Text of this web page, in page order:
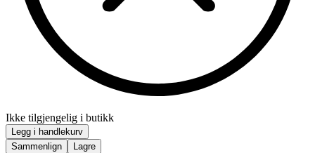
Ikke tilgjengelig i butikk
Legg i handlekurv
Sammenlign
Lagre